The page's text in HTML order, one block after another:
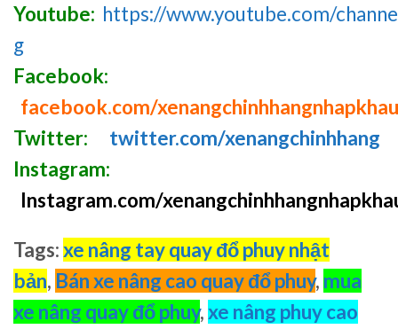
Youtube: https://www.youtube.com/
g
Facebook:
facebook.com/xenangchinhhangnhapkhau
Twitter:
twitter.com/xenangchinhhang
Instagram:
Instagram.com/
Tags:xe nâng tay quay đổ phuy nhật
bản, Bán xe nâng cao quay đổ phuy, mua
xe nâng quay đổ phuy,xe nâng phuy cao